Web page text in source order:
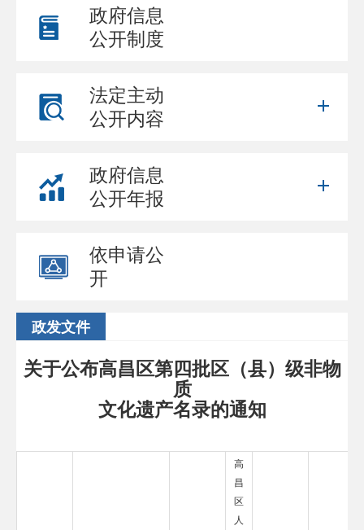
政府信息
公开制度
法定主动
公开内容
政府信息
公开年报
依申请公
开
政发文件
关于公布高昌区第四批区（县）级非物
质
文化遗产名录的通知
高
昌
区
人